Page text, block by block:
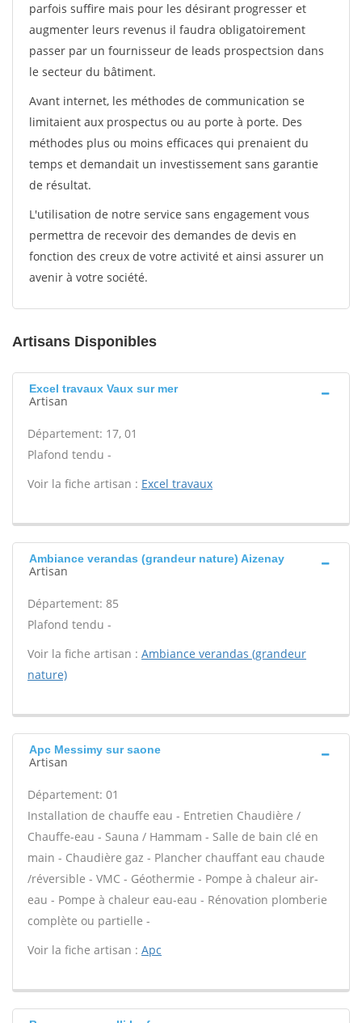
parfois suffire mais pour les désirant progresser et
augmenter leurs revenus il faudra obligatoirement
passer par un fournisseur de leads prospectsion dans
le secteur du bâtiment.
Avant internet, les méthodes de communication se
limitaient aux prospectus ou au porte à porte. Des
méthodes plus ou moins efficaces qui prenaient du
temps et demandait un investissement sans garantie
de résultat.
L'utilisation de notre service sans engagement vous
permettra de recevoir des demandes de devis en
fonction des creux de votre activité et ainsi assurer un
avenir à votre société.
Artisans Disponibles
Excel travaux Vaux sur mer
Artisan
Département: 17, 01
Plafond tendu -
Voir la fiche artisan : Excel travaux
Ambiance verandas (grandeur nature) Aizenay
Artisan
Département: 85
Plafond tendu -
Voir la fiche artisan : Ambiance verandas (grandeur
nature)
Apc Messimy sur saone
Artisan
Département: 01
Installation de chauffe eau - Entretien Chaudière /
Chauffe-eau - Sauna / Hammam - Salle de bain clé en
main - Chaudière gaz - Plancher chauffant eau chaude
/réversible - VMC - Géothermie - Pompe à chaleur air-
eau - Pompe à chaleur eau-eau - Rénovation plomberie
complète ou partielle -
Voir la fiche artisan : Apc